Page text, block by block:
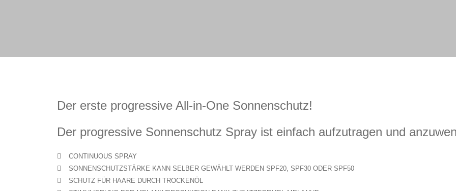
Der erste progressive All-in-One Sonnenschutz!
Der progressive Sonnenschutz Spray ist einfach aufzutragen und
CONTINUOUS SPRAY
SONNENSCHUTZSTÄRKE KANN SELBER GEWÄHLT WERDEN SPF20, SPF30 ODER SPF50
SCHUTZ FÜR HAARE DURCH TROCKENÖL